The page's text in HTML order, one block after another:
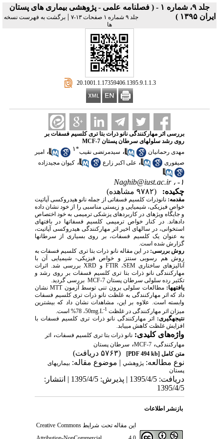
جلد ۹، شماره ۱ - ( فصلنامه علمی - پژوهشی بیماری های پستان
ایران ۱۳۹۵ )
جلد ۹ شماره ۱ صفحات ۱۳-۷ |برگشت به فهرست نسخه
ها
‎ 20.1001.1.17359406.1395.9.1.1.3
بررسی اثر مهارکنندگی نانو ذرات بتا تری کلسیم فسفات بر
روی رشد سلول‏های سرطان پستان MCF-7
مهدی رحمانیان
، سیدمرتضی نقیب*۱ ، امیر
صیفوری
، علی اکبر زارع ، کیوان مجیدزاده
۱- ،
Naghib@iust.ac.ir
چکیده:
(۹۷۸۲ مشاهده)
مقدمه: نانوذرات کلسیم فسفاتی از جمله نانو هیدروکسی آپاتیت
خواص فیزیکی، شیمیایی و زیستی مناسبی را از خود نشان داده
و جایگاه ویژه‏ای در کاربردهای پزشکی ترمیمی به خود اختصاص
داده‏اند. در کنار خواص ترمیمی کلسیم فسفات‏ها در بافت‏های
استخوانی، در سال‏های اخیر اثر مهارکنندگی هیدروکسی آپاتیت،
به عنوان یک کلسیم فسفات، بر روی بسیاری از سرطان‏ها
گزارش شده است.
روش بررسی: در این مقاله نانو ذرات بتا تری کلسیم فسفات به
روش هم رسوبی سنتز و خواص فیزیکی- شیمیایی آن با
آنالیزهای ساختاریSEM،FTIR و XRDبررسی شد. اثرات
مهارکنندگی نانو ذرات بتا تری کلسیم فسفات بر روی رشد و
تکثیر رده سلولی سرطان پستان MCF-7بررسی گردید.
یافته‏ها: مطالعات سلولی برون تنی توسط آزمونMTTنشان
داد که اثر مهارکنندگی به غلظت نانو ذرات تری کلسیم فسفات
وابسته است. علاوه بر این، مشاهدات نشان داد که بیشترین
میزان اثر مهارکنندگی در غلظت
mg.L-1
50، 78% است.
نتیجه‏گیری: اثر مهارکنندگی نانو ذرات تری کلسیم فسفات با
افزایش غلظت کاهش می‏یابد.
واژه‌های کلیدی: نانو ذرات بتا تری کلسیم فسفات، اثر
مهارکنندگی، MCF-7، سرطان پستان
متن کامل[PDF 494 kb]
(۵۷۶۳ دریافت)
نوع مطالعه: پژوهشي| موضوع مقاله: بیماریهای
پستان
دریافت: 1395/4/5 | پذیرش: 1395/4/5 | انتشار:
1395/4/5
بازنشر اطلاعات
این مقاله تحت شرایطCreative Commons